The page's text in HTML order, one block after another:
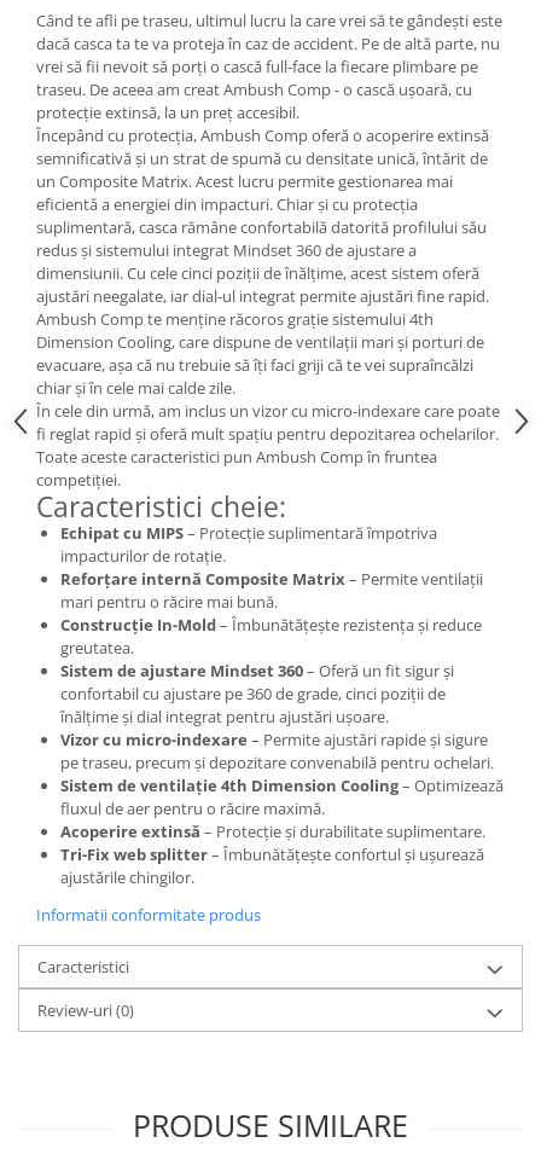
Manete frână
Manete combo
Piese manete
Manete schimbător
Manșoane și ghidolină
Ghidolină
Accesorii
Manșoane
Pedale
Pinioane
Pipe
Roți
Roți spate
Set roți
Accesorii roți
Roți față
Schimbătoare
Schimbătoare față
Schimbătoare spate
Piese schimbătoare
Tije sa
Tije telescopice
Coliere tije șa
Manete tije telescopice
Piese tije sa
Tije fixe
Tubeless și soluții anti-pană
Amortizoare spate
Arcuri
Groupset
Când te afli pe traseu, ultimul lucru la care vrei să te gândești este
dacă casca ta te va proteja în caz de accident. Pe de altă parte, nu
vrei să fii nevoit să porți o cască full-face la fiecare plimbare pe
traseu. De aceea am creat Ambush Comp - o cască ușoară, cu
protecție extinsă, la un preț accesibil.
Începând cu protecția, Ambush Comp oferă o acoperire extinsă
semnificativă și un strat de spumă cu densitate unică, întărit de
un Composite Matrix. Acest lucru permite gestionarea mai
eficientă a energiei din impacturi. Chiar și cu protecția
suplimentară, casca rămâne confortabilă datorită profilului său
redus și sistemului integrat Mindset 360 de ajustare a
dimensiunii. Cu cele cinci poziții de înălțime, acest sistem oferă
ajustări neegalate, iar dial-ul integrat permite ajustări fine rapid.
Ambush Comp te menține răcoros grație sistemului 4th
Dimension Cooling, care dispune de ventilații mari și porturi de
evacuare, așa că nu trebuie să îți faci griji că te vei supraîncălzi
chiar și în cele mai calde zile.
În cele din urmă, am inclus un vizor cu micro-indexare care poate
fi reglat rapid și oferă mult spațiu pentru depozitarea ochelarilor.
Toate aceste caracteristici pun Ambush Comp în fruntea
competiției.
Caracteristici cheie:
Echipat cu MIPS– Protecție suplimentară împotriva
impacturilor de rotație.
Reforțare internă Composite Matrix– Permite ventilații
mari pentru o răcire mai bună.
Construcție In-Mold– Îmbunătățește rezistența și reduce
greutatea.
Sistem de ajustare Mindset 360– Oferă un fit sigur și
confortabil cu ajustare pe 360 de grade, cinci poziții de
înălțime și dial integrat pentru ajustări ușoare.
Vizor cu micro-indexare – Permite ajustări rapide și sigure
pe traseu, precum și depozitare convenabilă pentru ochelari.
Sistem de ventilație 4th Dimension Cooling– Optimizează
fluxul de aer pentru o răcire maximă.
Acoperire extinsă – Protecție și durabilitate suplimentare.
Tri-Fix web splitter– Îmbunătățește confortul și ușurează
ajustările chingilor.
Informatii conformitate produs
Caracteristici
Review-uri(0)
PRODUSE SIMILARE